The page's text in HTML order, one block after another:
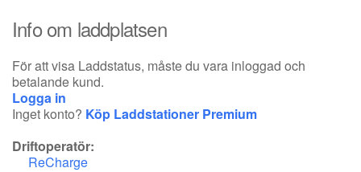
Info om laddplatsen
För att visa Laddstatus, måste du vara inloggad och
betalande kund.
Logga in
Inget konto? Köp Laddstationer Premium
Driftoperatör:
ReCharge